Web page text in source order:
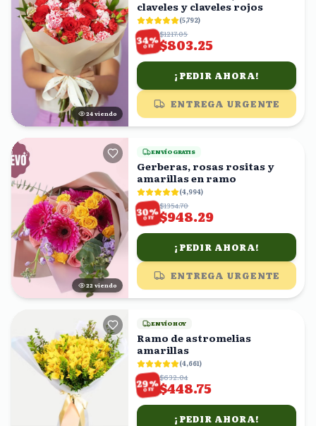
24 viendo
claveles y claveles rojos
(5,792)
34%
OFF
$1217.05
$803.25
¡PEDIR AHORA!
ENTREGA URGENTE
21 viendo
ENVÍO GRATIS
Gerberas, rosas rositas y
amarillas en ramo
(4,994)
30%
OFF
$1354.70
$948.29
¡PEDIR AHORA!
ENTREGA URGENTE
ENVÍO HOY
Ramo de astromelias
amarillas
(4,661)
29%
OFF
$632.04
$448.75
¡PEDIR AHORA!